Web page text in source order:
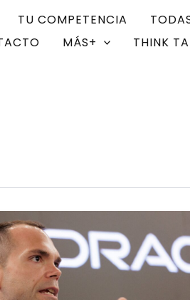
TU COMPETENCIA
MÁS+ THINK